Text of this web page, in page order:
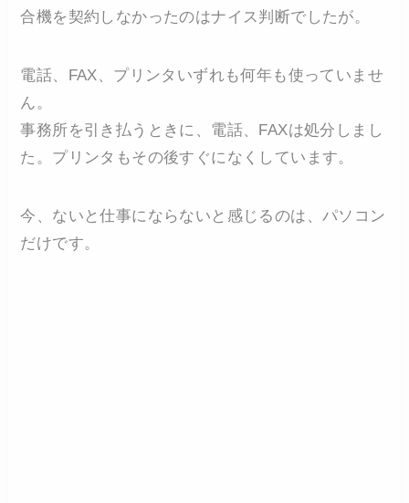
合機を契約しなかったのはナイス判断でしたが。
電話、FAX、プリンタいずれも何年も使っていませ
ん。
事務所を引き払うときに、電話、FAXは処分しまし
た。プリンタもその後すぐになくしています。
今、ないと仕事にならないと感じるのは、パソコン
だけです。